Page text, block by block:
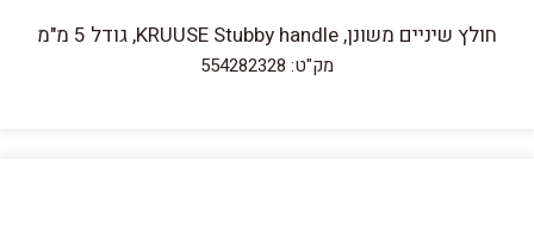
חולץ שיניים משונן, KRUUSE Stubby handle, גודל 5 מ"מ
מק"ט: 554282328